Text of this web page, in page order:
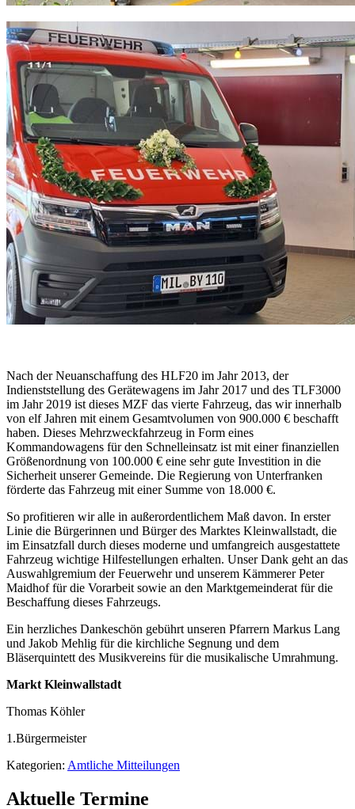
Nach der Neuanschaffung des HLF20 im Jahr 2013, der
Indienststellung des Gerätewagens im Jahr 2017 und des TLF3000
im Jahr 2019 ist dieses MZF das vierte Fahrzeug, das wir innerhalb
von elf Jahren mit einem Gesamtvolumen von 900.000 € beschafft
haben. Dieses Mehrzweckfahrzeug in Form eines
Kommandowagens für den Schnelleinsatz ist mit einer finanziellen
Größenordnung von 100.000 € eine sehr gute Investition in die
Sicherheit unserer Gemeinde. Die Regierung von Unterfranken
förderte das Fahrzeug mit einer Summe von 18.000 €.
So profitieren wir alle in außerordentlichem Maß davon. In erster
Linie die Bürgerinnen und Bürger des Marktes Kleinwallstadt, die
im Einsatzfall durch dieses moderne und umfangreich ausgestattete
Fahrzeug wichtige Hilfestellungen erhalten. Unser Dank geht an das
Auswahlgremium der Feuerwehr und unserem Kämmerer Peter
Maidhof für die Vorarbeit sowie an den Marktgemeinderat für die
Beschaffung dieses Fahrzeugs.
Ein herzliches Dankeschön gebührt unseren Pfarrern Markus Lang
und Jakob Mehlig für die kirchliche Segnung und dem
Bläserquintett des Musikvereins für die musikalische Umrahmung.
Markt Kleinwallstadt
Thomas Köhler
1.Bürgermeister
Kategorien: Amtliche Mitteilungen
Aktuelle Termine